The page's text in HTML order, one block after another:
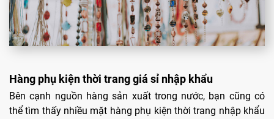
Hàng phụ kiện thời trang giá sỉ nhập khẩu
Bên cạnh nguồn hàng sản xuất trong nước, bạn cũng có
thể tìm thấy nhiều mặt hàng phụ kiện thời trang nhập khẩu